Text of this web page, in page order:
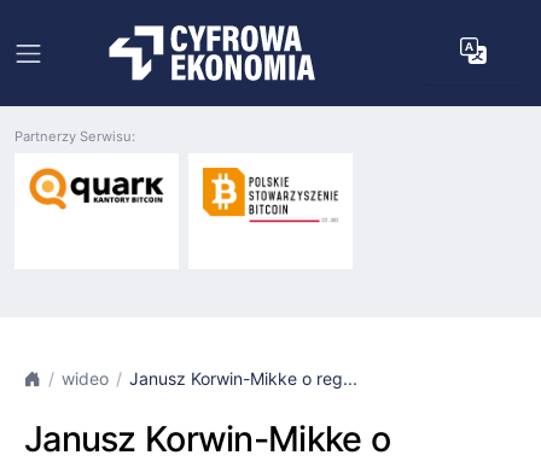
Partnerzy Serwisu:
wideo Janusz Korwin-Mikke o reg...
Janusz Korwin-Mikke o